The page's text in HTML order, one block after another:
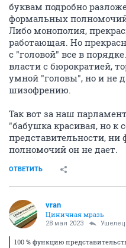
буквам подробно
формальных
Либо монополия,
работающая. Но
с "головой" все в
власти с бюрократией,
умной "головы", но и не
шизофрению.
Так вот за наш
"бабушка красивая, но
представительности, ни
полномочий он не дает.
ОТВЕТИТЬ
vran
Циничная мразь
28 мая 2023 Ушелец
100 % функцию